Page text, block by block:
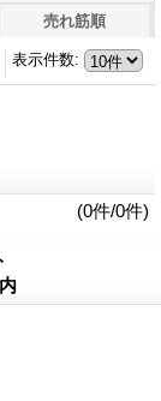
売れ筋順
表示件数:
(0件/0件)